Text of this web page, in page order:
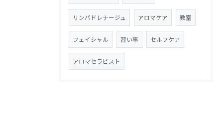
リンパドレナージュ アロマケア 教室
フェイシャル 習い事 セルフケア
アロマセラピスト